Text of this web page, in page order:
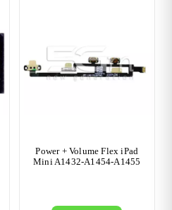
Power + Volume Flex iPad
Mini A1432-A1454-A1455